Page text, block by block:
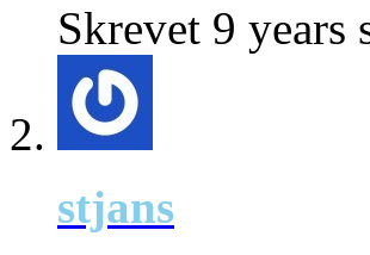
Skrevet 9 years
stjans